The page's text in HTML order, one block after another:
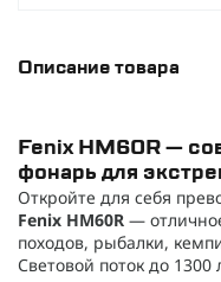
Описание товара
Fenix HM60R —
фонарь для
Откройте для себя
Fenix HM60R —
походов, рыбалки,
Световой поток до